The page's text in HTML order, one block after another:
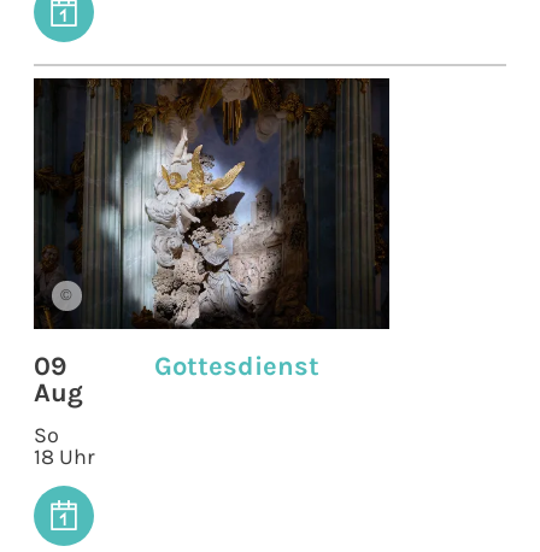
©
09
Aug
So
18 Uhr
Gottesdienst